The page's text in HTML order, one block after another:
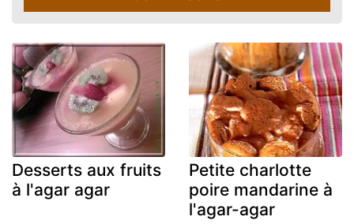
Desserts aux fruits
à l'agar agar
Petite charlotte
poire mandarine à
l'agar-agar